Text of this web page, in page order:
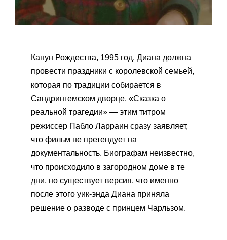
Канун Рождества, 1995 год. Диана должна
провести праздники с королевской семьей,
которая по традиции собирается в
Сандрингемском дворце. «Сказка о
реальной трагедии» — этим титром
режиссер Пабло Ларраин сразу заявляет,
что фильм не претендует на
документальность. Биографам неизвестно,
что происходило в загородном доме в те
дни, но существует версия, что именно
после этого уик-энда Диана приняла
решение о разводе с принцем Чарльзом.